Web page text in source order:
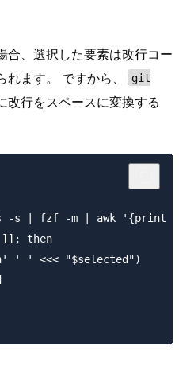
合、選択した要素は改行コー
ます。 ですから、
git
改行をスペースに変換する
-s | fzf -m | awk '{print
then
' ' <<< "$selected")